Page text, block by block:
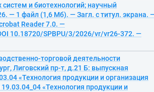
и биотехнологий; научный
— 1 файл (1,6 Мб). — Загл. с титул. экрана.
Reader 7.0. —
10.18720/SPBPU/3/2026/vr/vr26-372. —
торговой деятельности
Лиговский пр-т, д.21 Б: выпускная
«Технология продукции и организация
«Технология продукции и